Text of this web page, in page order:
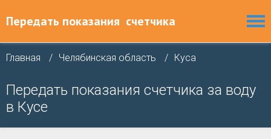
Передать показания счетчика
Главная Челябинская область Куса
Передать показания счетчика за воду
в Кусе